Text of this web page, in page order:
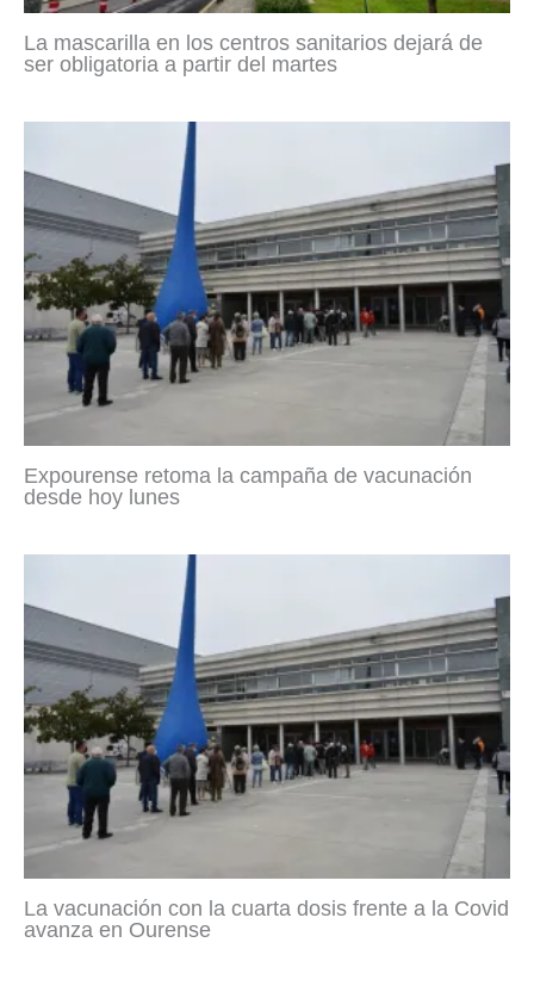
La mascarilla en los centros sanitarios dejará de
ser obligatoria a partir del martes
Expourense retoma la campaña de vacunación
desde hoy lunes
La vacunación con la cuarta dosis frente a la Covid
avanza en Ourense